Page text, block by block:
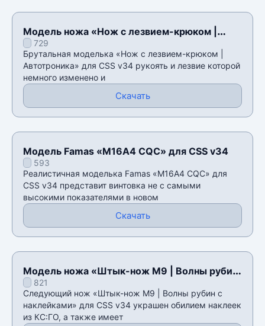
Модель ножа «Нож с лезвием-крюком |
Автотроника» для CSS v34
729
Брутальная моделька «Нож с лезвием-крюком |
Автотроника» для CSS v34 рукоять и лезвие которой
немного изменено и
Скачать
Модель Famas «M16A4 CQC» для CSS v34
593
Реалистичная моделька Famas «M16A4 CQC» для
CSS v34 представит винтовка не с самыми
высокими показателями в новом
Скачать
Модель ножа «Штык-нож M9 | Волны рубин
с наклейками» для CSS v34
821
Следующий нож «Штык-нож M9 | Волны рубин с
наклейками» для CSS v34 украшен обилием наклеек
из КС:ГО, а также имеет